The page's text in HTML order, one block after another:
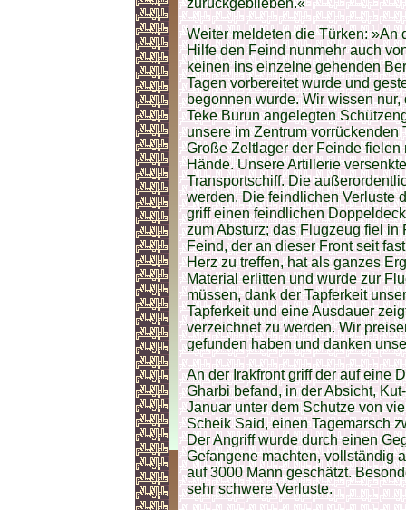
zurückgeblieben.«
Weiter meldeten die Türken: »An
Hilfe den Feind nunmehr auch
keinen ins einzelne gehenden
Tagen vorbereitet wurde und
begonnen wurde. Wir wissen
Teke Burun angelegten
unsere im Zentrum vorrückenden
Große Zeltlager der Feinde
Hände. Unsere Artillerie
Transportschiff. Die
werden. Die feindlichen Verluste
griff einen feindlichen
zum Absturz; das Flugzeug fiel
Feind, der an dieser Front seit
Herz zu treffen, hat als ganzes
Material erlitten und wurde zur
müssen, dank der Tapferkeit
Tapferkeit und eine Ausdauer
verzeichnet zu werden. Wir
gefunden haben und danken
An der Irakfront griff der auf eine
Gharbi befand, in der Absicht,
Januar unter dem Schutze von
Scheik Said, einen Tagemarsch
Der Angriff wurde durch einen
Gefangene machten, vollständig
auf 3000 Mann geschätzt.
sehr schwere Verluste.